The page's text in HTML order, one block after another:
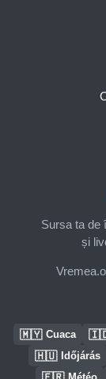
Sursa ta de
și
🇲🇾 Cuaca
🇭🇺 Időjárás